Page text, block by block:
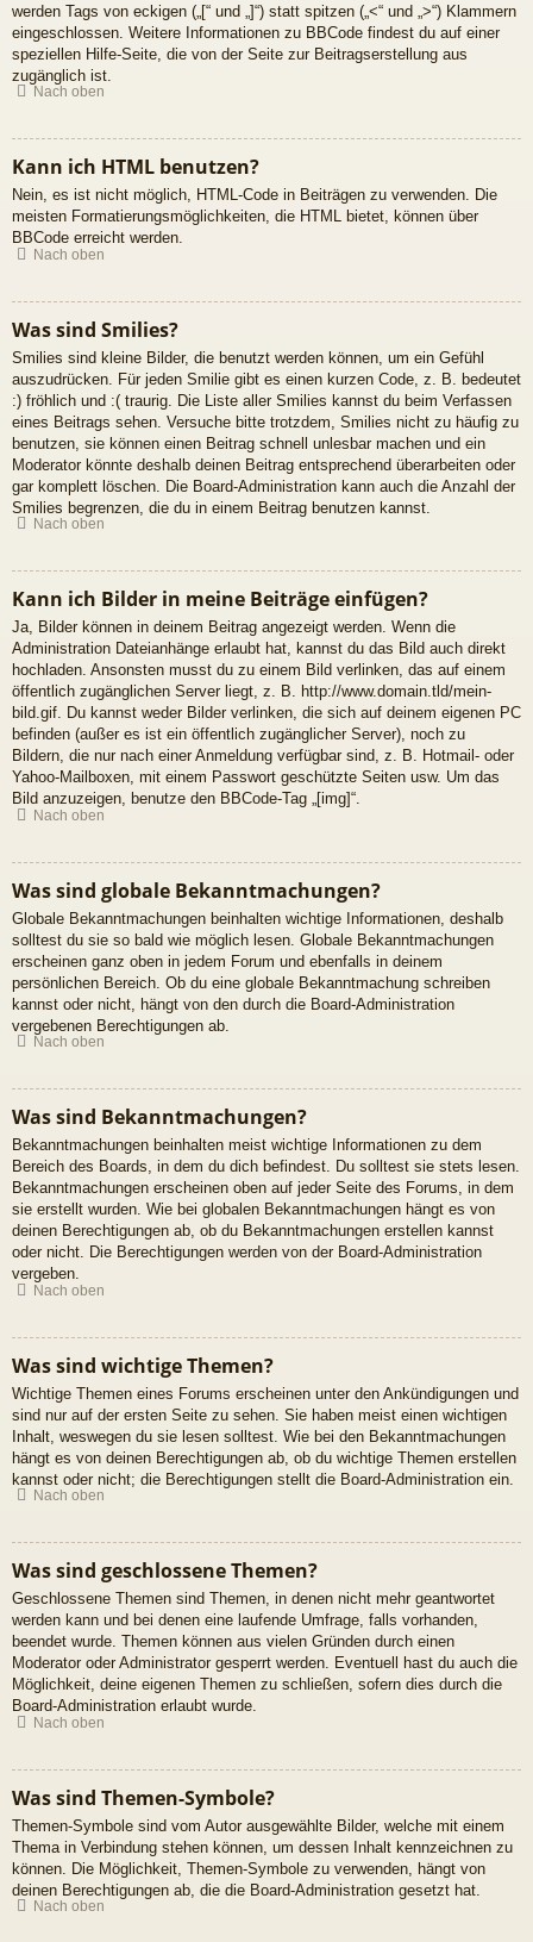
werden Tags von eckigen („[“ und „]“) statt spitzen („<“ und „>“) Klammern
eingeschlossen. Weitere Informationen zu BBCode findest du auf einer
speziellen Hilfe-Seite, die von der Seite zur Beitragserstellung aus
zugänglich ist.
Nach oben
Kann ich HTML benutzen?
Nein, es ist nicht möglich, HTML-Code in Beiträgen zu verwenden. Die
meisten Formatierungsmöglichkeiten, die HTML bietet, können über
BBCode erreicht werden.
Nach oben
Was sind Smilies?
Smilies sind kleine Bilder, die benutzt werden können, um ein Gefühl
auszudrücken. Für jeden Smilie gibt es einen kurzen Code, z. B. bedeutet
:) fröhlich und :( traurig. Die Liste aller Smilies kannst du beim Verfassen
eines Beitrags sehen. Versuche bitte trotzdem, Smilies nicht zu häufig zu
benutzen, sie können einen Beitrag schnell unlesbar machen und ein
Moderator könnte deshalb deinen Beitrag entsprechend überarbeiten oder
gar komplett löschen. Die Board-Administration kann auch die Anzahl der
Smilies begrenzen, die du in einem Beitrag benutzen kannst.
Nach oben
Kann ich Bilder in meine Beiträge einfügen?
Ja, Bilder können in deinem Beitrag angezeigt werden. Wenn die
Administration Dateianhänge erlaubt hat, kannst du das Bild auch direkt
hochladen. Ansonsten musst du zu einem Bild verlinken, das auf einem
öffentlich zugänglichen Server liegt, z. B. http://www.domain.tld/mein-
bild.gif. Du kannst weder Bilder verlinken, die sich auf deinem eigenen PC
befinden (außer es ist ein öffentlich zugänglicher Server), noch zu
Bildern, die nur nach einer Anmeldung verfügbar sind, z. B. Hotmail- oder
Yahoo-Mailboxen, mit einem Passwort geschützte Seiten usw. Um das
Bild anzuzeigen, benutze den BBCode-Tag „[img]“.
Nach oben
Was sind globale Bekanntmachungen?
Globale Bekanntmachungen beinhalten wichtige Informationen, deshalb
solltest du sie so bald wie möglich lesen. Globale Bekanntmachungen
erscheinen ganz oben in jedem Forum und ebenfalls in deinem
persönlichen Bereich. Ob du eine globale Bekanntmachung schreiben
kannst oder nicht, hängt von den durch die Board-Administration
vergebenen Berechtigungen ab.
Nach oben
Was sind Bekanntmachungen?
Bekanntmachungen beinhalten meist wichtige Informationen zu dem
Bereich des Boards, in dem du dich befindest. Du solltest sie stets lesen.
Bekanntmachungen erscheinen oben auf jeder Seite des Forums, in dem
sie erstellt wurden. Wie bei globalen Bekanntmachungen hängt es von
deinen Berechtigungen ab, ob du Bekanntmachungen erstellen kannst
oder nicht. Die Berechtigungen werden von der Board-Administration
vergeben.
Nach oben
Was sind wichtige Themen?
Wichtige Themen eines Forums erscheinen unter den Ankündigungen und
sind nur auf der ersten Seite zu sehen. Sie haben meist einen wichtigen
Inhalt, weswegen du sie lesen solltest. Wie bei den Bekanntmachungen
hängt es von deinen Berechtigungen ab, ob du wichtige Themen erstellen
kannst oder nicht; die Berechtigungen stellt die Board-Administration ein.
Nach oben
Was sind geschlossene Themen?
Geschlossene Themen sind Themen, in denen nicht mehr geantwortet
werden kann und bei denen eine laufende Umfrage, falls vorhanden,
beendet wurde. Themen können aus vielen Gründen durch einen
Moderator oder Administrator gesperrt werden. Eventuell hast du auch die
Möglichkeit, deine eigenen Themen zu schließen, sofern dies durch die
Board-Administration erlaubt wurde.
Nach oben
Was sind Themen-Symbole?
Themen-Symbole sind vom Autor ausgewählte Bilder, welche mit einem
Thema in Verbindung stehen können, um dessen Inhalt kennzeichnen zu
können. Die Möglichkeit, Themen-Symbole zu verwenden, hängt von
deinen Berechtigungen ab, die die Board-Administration gesetzt hat.
Nach oben